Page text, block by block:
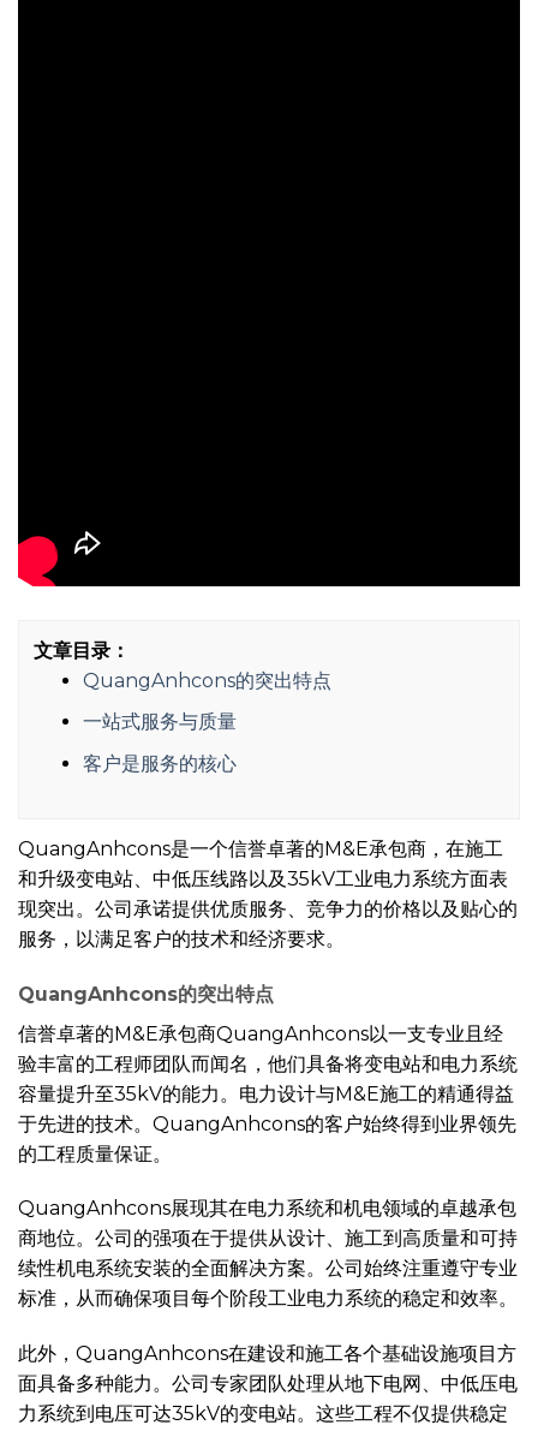
文章目录：
QuangAnhcons的突出特点
一站式服务与质量
客户是服务的核心
QuangAnhcons是一个信誉卓著的M&E承包商，在施工
和升级变电站、中低压线路以及35kV工业电力系统方面表
现突出。公司承诺提供优质服务、竞争力的价格以及贴心的
服务，以满足客户的技术和经济要求。
QuangAnhcons的突出特点
信誉卓著的M&E承包商QuangAnhcons以一支专业且经
验丰富的工程师团队而闻名，他们具备将变电站和电力系统
容量提升至35kV的能力。电力设计与M&E施工的精通得益
于先进的技术。QuangAnhcons的客户始终得到业界领先
的工程质量保证。
QuangAnhcons展现其在电力系统和机电领域的卓越承包
商地位。公司的强项在于提供从设计、施工到高质量和可持
续性机电系统安装的全面解决方案。公司始终注重遵守专业
标准，从而确保项目每个阶段工业电力系统的稳定和效率。
此外，QuangAnhcons在建设和施工各个基础设施项目方
面具备多种能力。公司专家团队处理从地下电网、中低压电
力系统到电压可达35kV的变电站。这些工程不仅提供稳定